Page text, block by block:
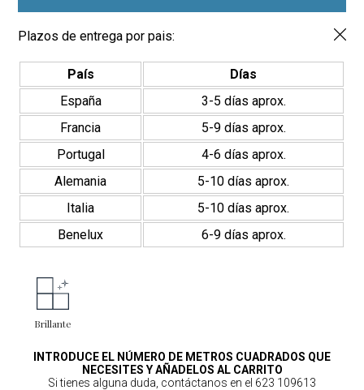
Plazos de entrega por pais:
País
Días
España
3-5 días aprox.
Francia
5-9 días aprox.
Portugal
4-6 días aprox.
Alemania
5-10 días aprox.
Italia
5-10 días aprox.
Benelux
6-9 días aprox.
Brillante
INTRODUCE EL NÚMERO DE METROS CUADRADOS QUE
NECESITES Y AÑADELOS AL CARRITO
Si tienes alguna duda, contáctanos en el 623 109613